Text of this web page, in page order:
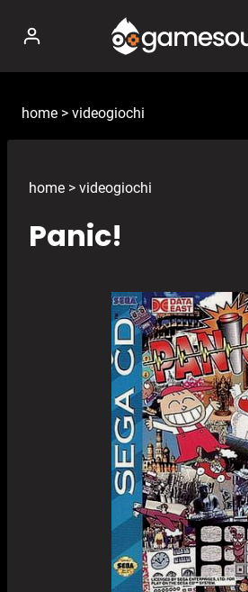
contenuto
home > videogiochi
home > videogiochi
Panic!